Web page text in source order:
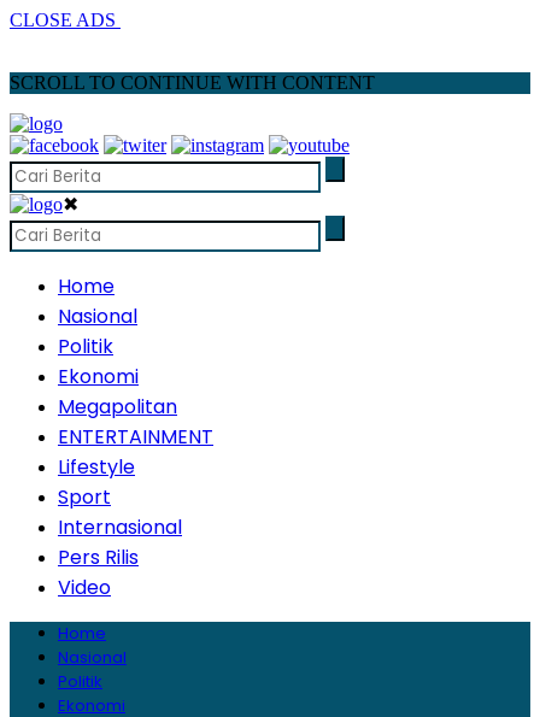
CLOSE ADS
SCROLL TO CONTINUE WITH CONTENT
✖
Home
Nasional
Politik
Ekonomi
Megapolitan
ENTERTAINMENT
Lifestyle
Sport
Internasional
Pers Rilis
Video
Home
Nasional
Politik
Ekonomi